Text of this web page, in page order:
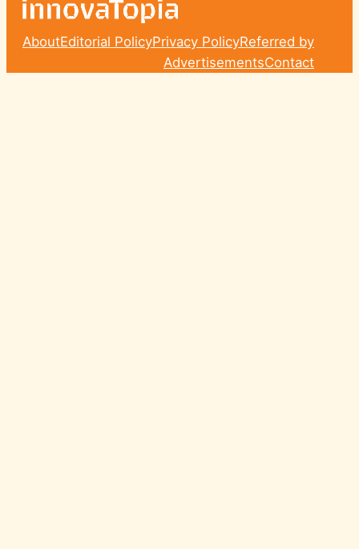
AboutEditorial PolicyPrivacy PolicyReferred by
AdvertisementsContact